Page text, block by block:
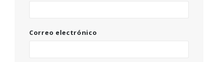
Correo electrónico